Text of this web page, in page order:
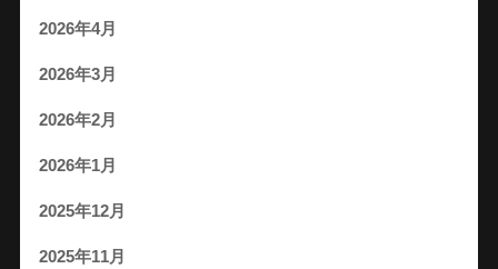
2026年4月
2026年3月
2026年2月
2026年1月
2025年12月
2025年11月